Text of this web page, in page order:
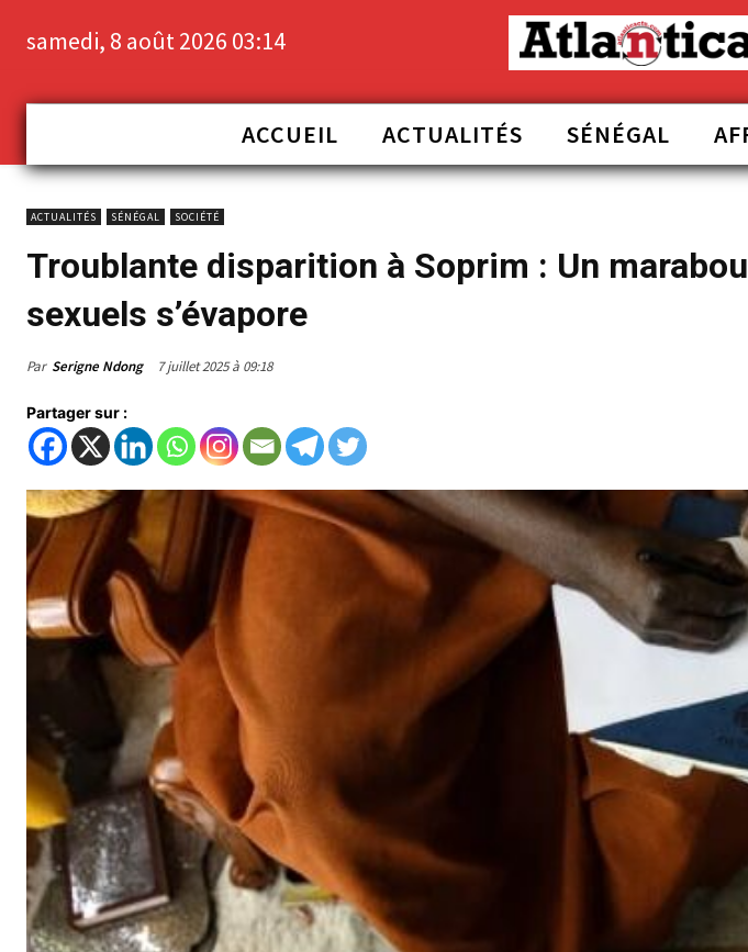
samedi, 8 août 2026 03:14
ACCUEIL ACTUALITÉS SÉNÉGAL
ACTUALITÉS SÉNÉGAL SOCIÉTÉ
Troublante disparition à Soprim : Un
sexuels s’évapore
Par Serigne Ndong 7 juillet 2025 à 09:18
Partager sur :